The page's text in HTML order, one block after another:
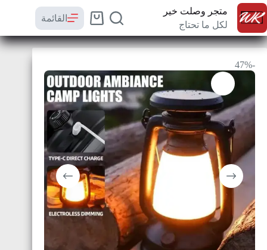
متجر وصلت خير
لكل ما تحتاج
القائمة
-47%